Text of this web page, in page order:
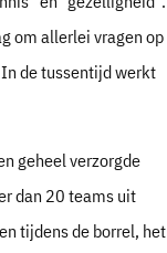
om allerlei vragen op
de tussentijd werkt
geheel verzorgde
dan 20 teams uit
tijdens de borrel, het